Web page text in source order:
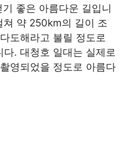
좋은 아름다운 길입니
쳐 약 250km의 길이 조
도해라고 불릴 정도로
. 대청호 일대는 실제로
영되었을 정도로 아름다